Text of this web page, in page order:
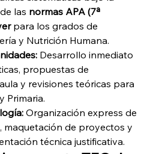
las normas APA (7ª
para los grados de
y Nutrición Humana.
Desarrollo inmediato
propuestas de
y revisiones teóricas para
Primaria.
Organización express de
maquetación de proyectos y
técnica justificativa.